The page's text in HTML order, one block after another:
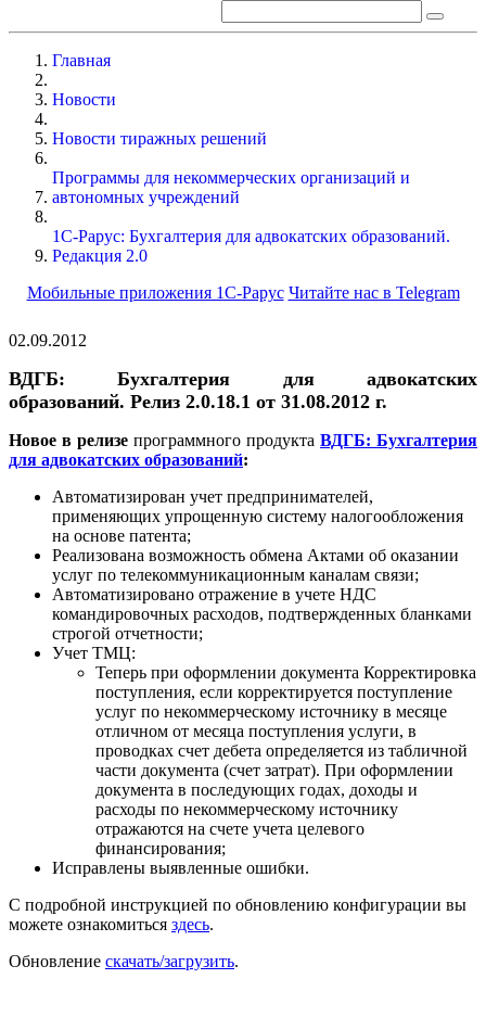
Главная
Новости
Новости тиражных решений
Программы для некоммерческих организаций и
автономных учреждений
1С-Рарус: Бухгалтерия для адвокатских образований.
Редакция 2.0
Мобильные приложения 1С-Рарус Читайте нас в Telegram
02.09.2012
ВДГБ: Бухгалтерия для адвокатских
образований. Релиз 2.0.18.1 от 31.08.2012 г.
Новое в релизе программного продукта ВДГБ: Бухгалтерия
для адвокатских образований:
Автоматизирован учет предпринимателей,
применяющих упрощенную систему налогообложения
на основе патента;
Реализована возможность обмена Актами об оказании
услуг по телекоммуникационным каналам связи;
Автоматизировано отражение в учете НДС
командировочных расходов, подтвержденных бланками
строгой отчетности;
Учет ТМЦ:
Теперь при оформлении документа Корректировка
поступления, если корректируется поступление
услуг по некоммерческому источнику в месяце
отличном от месяца поступления услуги, в
проводках счет дебета определяется из табличной
части документа (счет затрат). При оформлении
документа в последующих годах, доходы и
расходы по некоммерческому источнику
отражаются на счете учета целевого
финансирования;
Исправлены выявленные ошибки.
С подробной инструкцией по обновлению конфигурации вы
можете ознакомиться здесь.
Обновление скачать/загрузить.